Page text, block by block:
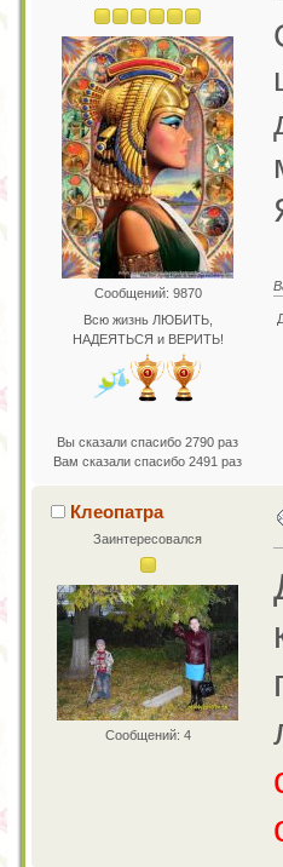
Сообщений: 9870
Всю жизнь ЛЮБИТЬ,
НАДЕЯТЬСЯ и ВЕРИТЬ!
Вы сказали спасибо 2790 раз
Вам сказали спасибо 2491 раз
Клеопатра
Заинтересовался
Сообщений: 4